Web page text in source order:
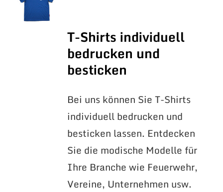
T-Shirts individuell
bedrucken und
besticken
Bei uns können Sie T-Shirts
individuell bedrucken und
besticken lassen. Entdecken
Sie die modische Modelle für
Ihre Branche wie Feuerwehr,
Vereine, Unternehmen usw.